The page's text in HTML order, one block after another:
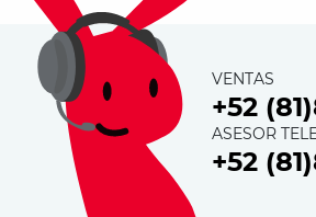
VENTAS
+52
ASESOR
+52